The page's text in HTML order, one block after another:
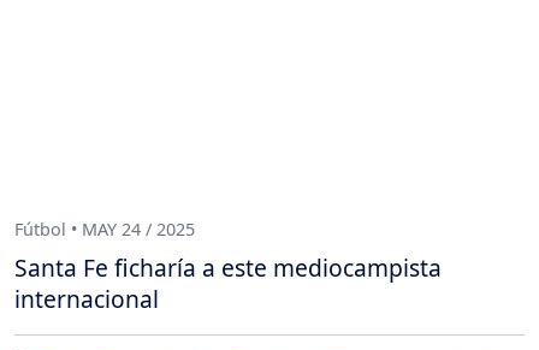
Fútbol • MAY 24 / 2025
Santa Fe ficharía a este mediocampista
internacional